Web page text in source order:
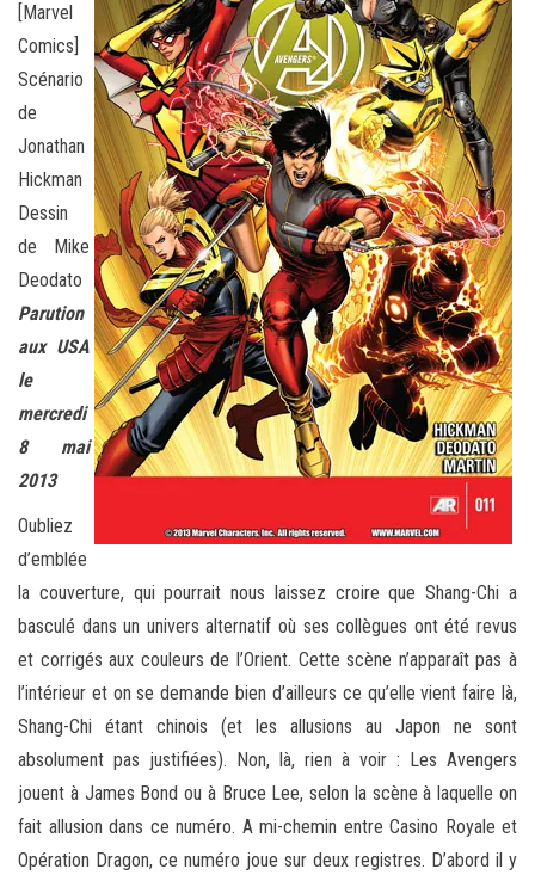
[Marvel
Comics]
Scénario
de
Jonathan
Hickman
Dessin
de Mike
Deodato
Parution
aux USA
le
mercredi
8 mai
2013
Oubliez
d’emblée
la couverture, qui pourrait nous laissez croire que Shang-Chi a
basculé dans un univers alternatif où ses collègues ont été revus
et corrigés aux couleurs de l’Orient. Cette scène n’apparaît pas à
l’intérieur et on se demande bien d’ailleurs ce qu’elle vient faire là,
Shang-Chi étant chinois (et les allusions au Japon ne sont
absolument pas justifiées). Non, là, rien à voir : Les Avengers
jouent à James Bond ou à Bruce Lee, selon la scène à laquelle on
fait allusion dans ce numéro. A mi-chemin entre Casino Royale et
Opération Dragon, ce numéro joue sur deux registres. D’abord il y